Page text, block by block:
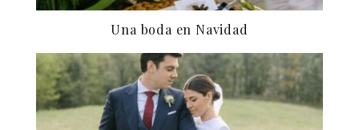
Una boda en Navidad